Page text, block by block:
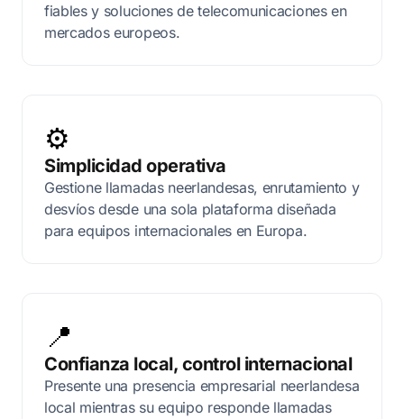
fiables y soluciones de telecomunicaciones en
mercados europeos.
⚙️
Simplicidad operativa
Gestione llamadas neerlandesas, enrutamiento y
desvíos desde una sola plataforma diseñada
para equipos internacionales en Europa.
📍
Confianza local, control internacional
Presente una presencia empresarial neerlandesa
local mientras su equipo responde llamadas